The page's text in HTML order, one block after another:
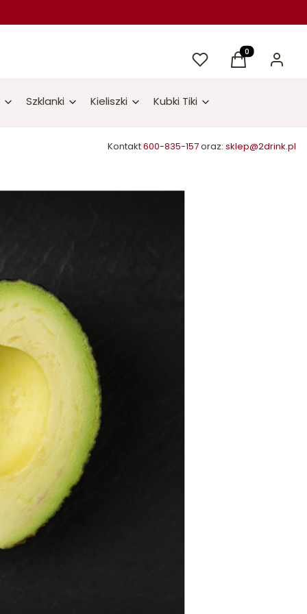
UlubioneProdukty w
Koszyk Zaloguj
Szklanki Kieliszki Kubki Tiki
Kontakt600-835-157oraz: sklep@2drink.pl